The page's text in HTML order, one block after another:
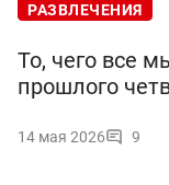
РАЗВЛЕЧЕНИЯ
То, чего все
прошлого
14 мая 2026 9